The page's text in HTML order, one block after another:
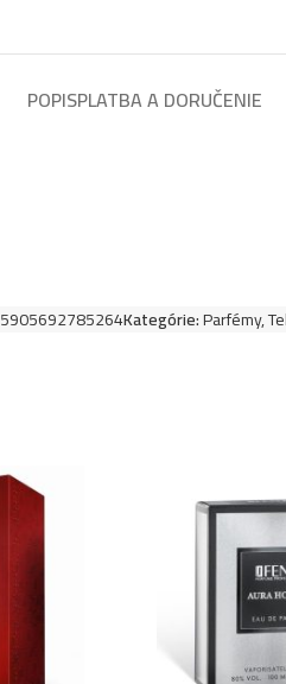
POPISPLATBA A DORUČENIE
5905692785264Kategórie:Parfémy,